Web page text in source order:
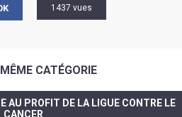
1437 vues
CATÉGORIE
AU PROFIT DE LA LIGUE CONTRE LE
CANCER